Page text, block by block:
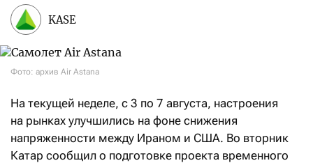
KASE
Фото: архив Air Astana
На текущей неделе, с 3 по 7 августа, настроения
на рынках улучшились на фоне снижения
напряженности между Ираном и США. Во вторник
Катар сообщил о подготовке проекта временного